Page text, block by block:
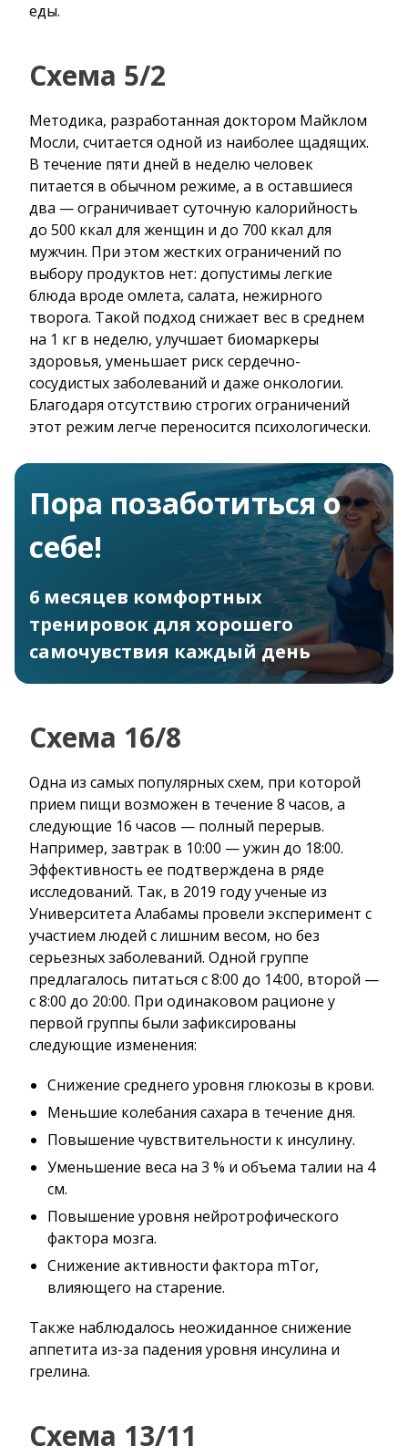
еды.
Схема 5/2
Методика, разработанная доктором Майклом
Мосли, считается одной из наиболее щадящих.
В течение пяти дней в неделю человек
питается в обычном режиме, а в оставшиеся
два — ограничивает суточную калорийность
до 500 ккал для женщин и до 700 ккал для
мужчин. При этом жестких ограничений по
выбору продуктов нет: допустимы легкие
блюда вроде омлета, салата, нежирного
творога. Такой подход снижает вес в среднем
на 1 кг в неделю, улучшает биомаркеры
здоровья, уменьшает риск сердечно-
сосудистых заболеваний и даже онкологии.
Благодаря отсутствию строгих ограничений
этот режим легче переносится психологически.
Пора позаботиться о
себе!
6 месяцев комфортных
тренировок для хорошего
самочувствия каждый день
Схема 16/8
Одна из самых популярных схем, при которой
прием пищи возможен в течение 8 часов, а
следующие 16 часов — полный перерыв.
Например, завтрак в 10:00 — ужин до 18:00.
Эффективность ее подтверждена в ряде
исследований. Так, в 2019 году ученые из
Университета Алабамы провели эксперимент с
участием людей с лишним весом, но без
серьезных заболеваний. Одной группе
предлагалось питаться с 8:00 до 14:00, второй —
с 8:00 до 20:00. При одинаковом рационе у
первой группы были зафиксированы
следующие изменения:
Снижение среднего уровня глюкозы в крови.
Меньшие колебания сахара в течение дня.
Повышение чувствительности к инсулину.
Уменьшение веса на 3 % и объема талии на 4
см.
Повышение уровня нейротрофического
фактора мозга.
Снижение активности фактора mTor,
влияющего на старение.
Также наблюдалось неожиданное снижение
аппетита из-за падения уровня инсулина и
грелина.
Схема 13/11